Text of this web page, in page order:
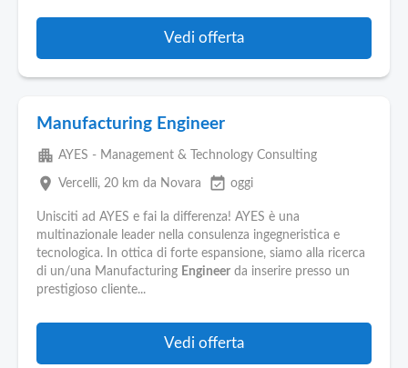
Vedi offerta
Manufacturing Engineer
apartment AYES - Management & Technology Consulting
place Vercelli, 20 km da Novara event_available oggi
Unisciti ad AYES e fai la differenza! AYES è una
multinazionale leader nella consulenza ingegneristica e
tecnologica. In ottica di forte espansione, siamo alla ricerca
di un/una Manufacturing Engineer da inserire presso un
prestigioso cliente...
Vedi offerta